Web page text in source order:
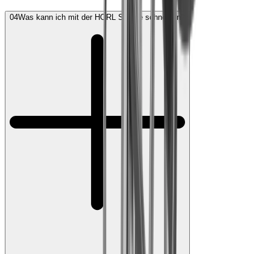
04Was kann ich mit der HORL Schere schneiden?